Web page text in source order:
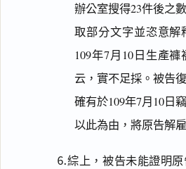
辦公室搜得23件後之
取部分文字並恣意
109年7月10日生產
云，實不足採。被告
確有於109年7月10日
以此為由，將原告解
⒍綜上，被告未能證明原